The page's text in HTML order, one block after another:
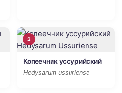
2
Копеечник уссурийский
Hedysarum ussuriense